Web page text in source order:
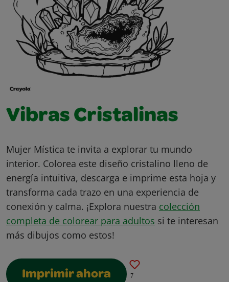
Vibras Cristalinas
Mujer Mística te invita a explorar tu mundo
interior. Colorea este diseño cristalino lleno de
energía intuitiva, descarga e imprime esta hoja y
transforma cada trazo en una experiencia de
conexión y calma. ¡Explora nuestra colección
completa de colorear para adultos si te interesan
más dibujos como estos!
Imprimir ahora 7